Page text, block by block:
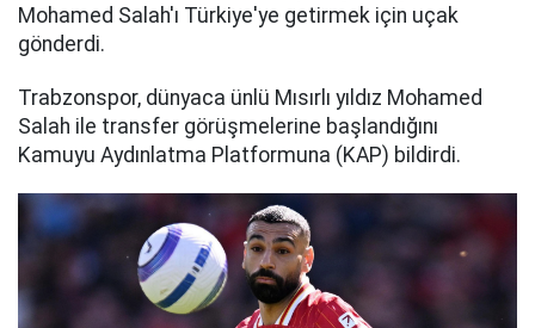
Mohamed Salah'ı Türkiye'ye getirmek için uçak
gönderdi.
Trabzonspor, dünyaca ünlü Mısırlı yıldız Mohamed
Salah ile transfer görüşmelerine başlandığını
Kamuyu Aydınlatma Platformuna (KAP) bildirdi.